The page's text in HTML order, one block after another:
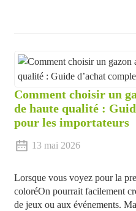
Comment choisir un
de haute qualité :
pour les importateurs
13 mai 2026
Lorsque vous voyez pour la
coloréOn pourrait facilement
de jeux ou aux événements.